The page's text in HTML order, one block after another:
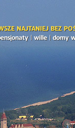
NAJTANIEJ BEZ
| wille| domy